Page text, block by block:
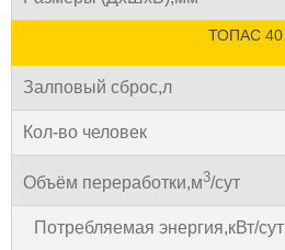
ТОПАС 40
Залповый сброс,л
Кол-во человек
Объём переработки,м3/сут
Потребляемая энергия,кВт/сут